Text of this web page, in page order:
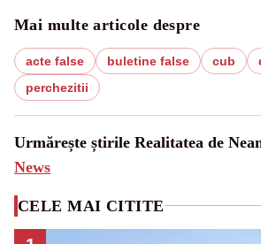
Mai multe articole despre
acte false buletine false cub
perchezitii
Urmărește știrile Realitatea de
News
CELE MAI CITITE